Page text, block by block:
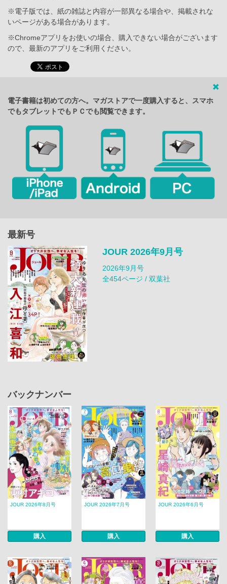
※電子版では、紙の雑誌と内容が一部異なる場合や、掲載されな
いページがある場合があります。
※Chromeアプリをお使いの場合、購入できない場合がございます
ので、最新のアプリをご利用ください。
電子書籍は初めての方へ。マガストアで一度購入すると、スマホ
でもタブレットでもＰＣでも閲覧できます。
最新号
JOUR 2026年9月号
2026年9月号
全454ページ / 双葉社
バックナンバー
JOUR 2026年8月号
購入
JOUR 2026年7月号
購入
JOUR 2026年6月号
購入